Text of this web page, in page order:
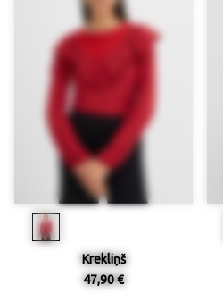
Krekliņš
47,90 €